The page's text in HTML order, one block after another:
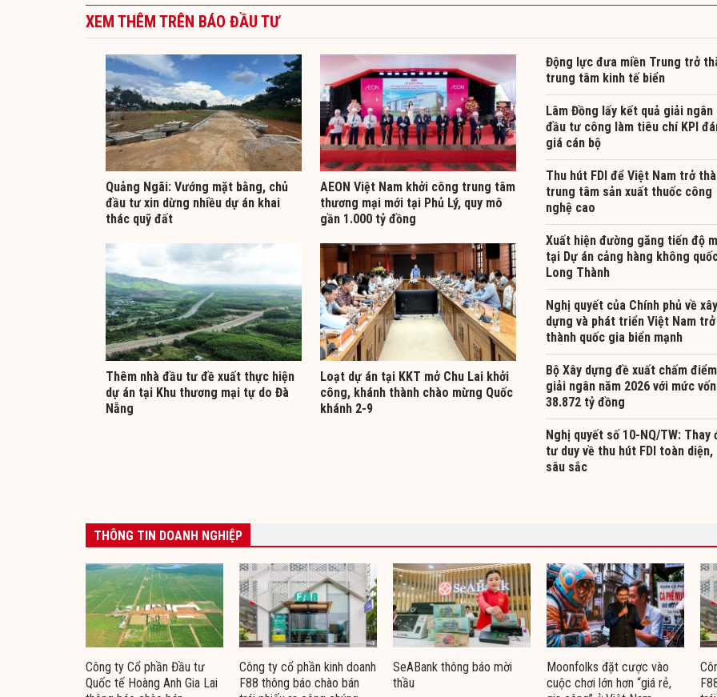
XEM THÊM TRÊN BÁO ĐẦU TƯ
Quảng Ngãi: Vướng mặt bằng, chủ
đầu tư xin dừng nhiều dự án khai
thác quỹ đất
AEON Việt Nam khởi công trung tâm
thương mại mới tại Phủ Lý, quy mô
gần 1.000 tỷ đồng
Thêm nhà đầu tư đề xuất thực hiện
dự án tại Khu thương mại tự do Đà
Nẵng
Loạt dự án tại KKT mở Chu Lai khởi
công, khánh thành chào mừng Quốc
khánh 2-9
Động lực đưa miền Trung trở
trung tâm kinh tế biển
Lâm Đồng lấy kết quả giải ngân
đầu tư công làm tiêu chí KPI
giá cán bộ
Thu hút FDI để Việt Nam trở
trung tâm sản xuất thuốc công
nghệ cao
Xuất hiện đường găng tiến độ
tại Dự án cảng hàng không
Long Thành
Nghị quyết của Chính phủ về xây
dựng và phát triển Việt Nam trở
thành quốc gia biển mạnh
Bộ Xây dựng đề xuất chấm điểm
giải ngân năm 2026 với mức vốn
38.872 tỷ đồng
Nghị quyết số 10-NQ/TW: Thay
tư duy về thu hút FDI toàn diện,
sâu sắc
THÔNG TIN DOANH NGHIỆP
Công ty Cổ phần Đầu tư
Quốc tế Hoàng Anh Gia Lai
Công ty cổ phần kinh doanh
F88 thông báo chào bán
SeABank thông báo mời
thầu
Moonfolks đặt cược vào
cuộc chơi lớn hơn “giá rẻ,